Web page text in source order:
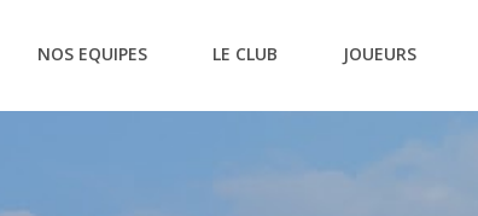
NOS EQUIPES LE CLUB JOUEURS
des Givrées